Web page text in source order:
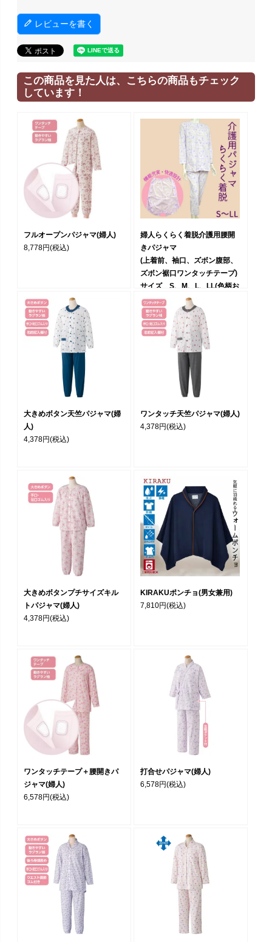
レビューを書く
この商品を見た人は、こちらの商品もチェック
しています！
フルオープンパジャマ(婦人)
8,778円(税込)
婦人らくらく着脱介護用腰開
きパジャマ
(上着前、袖口、ズボン腹部、
ズボン裾口ワンタッチテープ)
サイズ S、M、L、LL(色柄お
任せ受注）
3,980円 (税込)
大きめボタン天竺パジャマ(婦
人)
4,378円(税込)
ワンタッチ天竺パジャマ(婦人)
4,378円(税込)
大きめボタンプチサイズキル
トパジャマ(婦人)
4,378円(税込)
KIRAKUポンチョ(男女兼用)
7,810円(税込)
ワンタッチテープ＋腰開きパ
ジャマ(婦人)
6,578円(税込)
打合せパジャマ(婦人)
6,578円(税込)